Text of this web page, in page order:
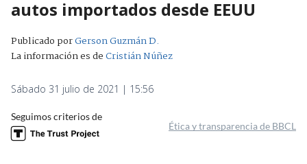
autos importados desde EEUU
Publicado porGerson Guzmán D.
La información es deCristián Núñez
Sábado 31 julio de 2021 | 15:56
Seguimos criterios de
Ética y transparencia de BBCL